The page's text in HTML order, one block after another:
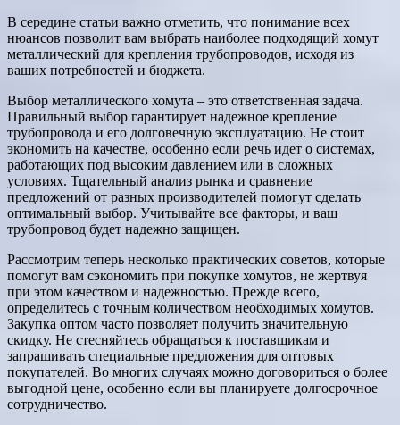
В середине статьи важно отметить, что понимание всех
нюансов позволит вам выбрать наиболее подходящий хомут
металлический для крепления трубопроводов, исходя из
ваших потребностей и бюджета.
Выбор металлического хомута – это ответственная задача.
Правильный выбор гарантирует надежное крепление
трубопровода и его долговечную эксплуатацию. Не стоит
экономить на качестве, особенно если речь идет о системах,
работающих под высоким давлением или в сложных
условиях. Тщательный анализ рынка и сравнение
предложений от разных производителей помогут сделать
оптимальный выбор. Учитывайте все факторы, и ваш
трубопровод будет надежно защищен.
Рассмотрим теперь несколько практических советов, которые
помогут вам сэкономить при покупке хомутов, не жертвуя
при этом качеством и надежностью. Прежде всего,
определитесь с точным количеством необходимых хомутов.
Закупка оптом часто позволяет получить значительную
скидку. Не стесняйтесь обращаться к поставщикам и
запрашивать специальные предложения для оптовых
покупателей. Во многих случаях можно договориться о более
выгодной цене, особенно если вы планируете долгосрочное
сотрудничество.